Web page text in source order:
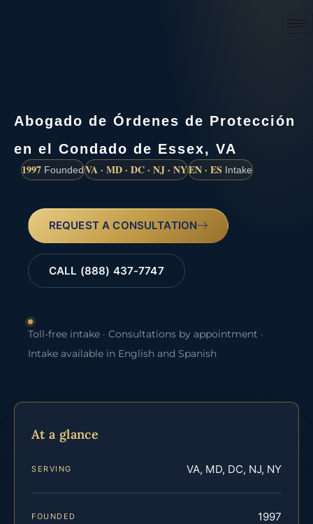
Abogado de Órdenes de Protección
en el Condado de Essex, VA
1997 FoundedVA · MD · DC · NJ · NYEN · ES Intake
REQUEST A CONSULTATION
CALL (888) 437-7747
Toll-free intake · Consultations by appointment ·
Intake available in English and Spanish
At a glance
SERVING VA, MD, DC, NJ, NY
FOUNDED 1997